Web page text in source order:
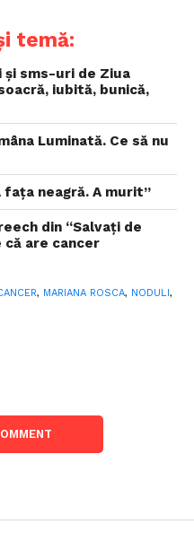
temă:
și sms-uri de Ziua
iubită, bunică,
Luminată. Ce să nu
faţa neagră. A murit”
din “Salvaţi de
că are cancer
, MARIANA ROSCA, NODULI ,